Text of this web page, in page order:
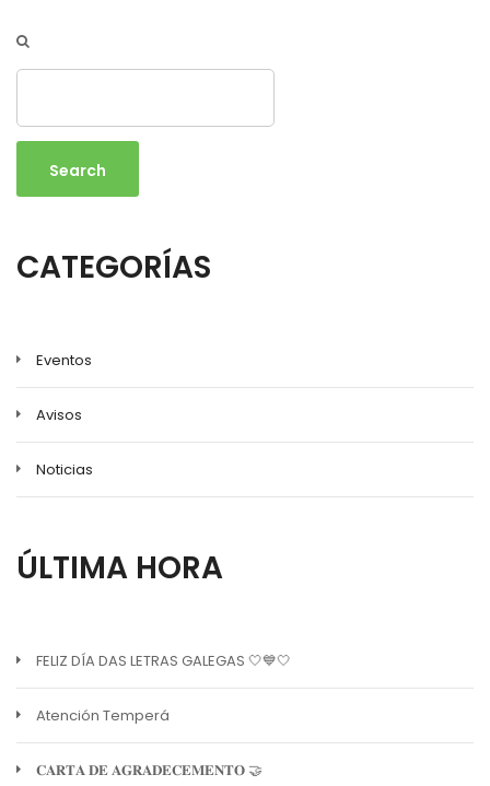
CATEGORÍAS
Eventos
Avisos
Noticias
ÚLTIMA HORA
FELIZ DÍA DAS LETRAS GALEGAS 🤍💙🤍
Atención Temperá
𝐂𝐀𝐑𝐓𝐀 𝐃𝐄 𝐀𝐆𝐑𝐀𝐃𝐄𝐂𝐄𝐌𝐄𝐍𝐓𝐎 🤝